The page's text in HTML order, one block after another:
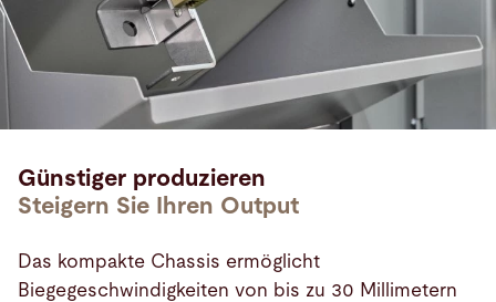
Günstiger produzieren
Steigern Sie Ihren Output
Das kompakte Chassis ermöglicht
Biegegeschwindigkeiten von bis zu 30 Millimetern